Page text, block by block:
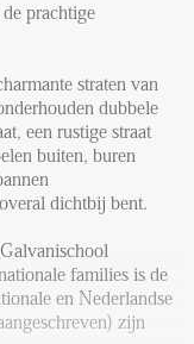
prachtige
straten van
dubbele
een rustige straat
buiten, buren
dichtbij bent.
families is de
en Nederlandse
zijn